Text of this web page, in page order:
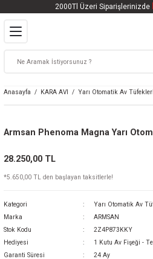
2000Tl Üzeri Siparişlerinizde
Geri Dön
Tüfekleri
Ürünleri
Geri Dön
Geri Dön
Geri Dön
Geri Dön
Anasayfa KARA AVI Yarı Otomatik Av Tüfekleri
Armsan Phenoma Magna Yarı
28.250,00 TL
*5.650,00 TL den başlayan taksitlerle!
Kategori
Yarı Otomatik Av
Marka
ARMSAN
Stok Kodu
2Z4P873KKY
Hediyesi
1 Kutu Av Fişeği -
Garanti Süresi
24 Ay